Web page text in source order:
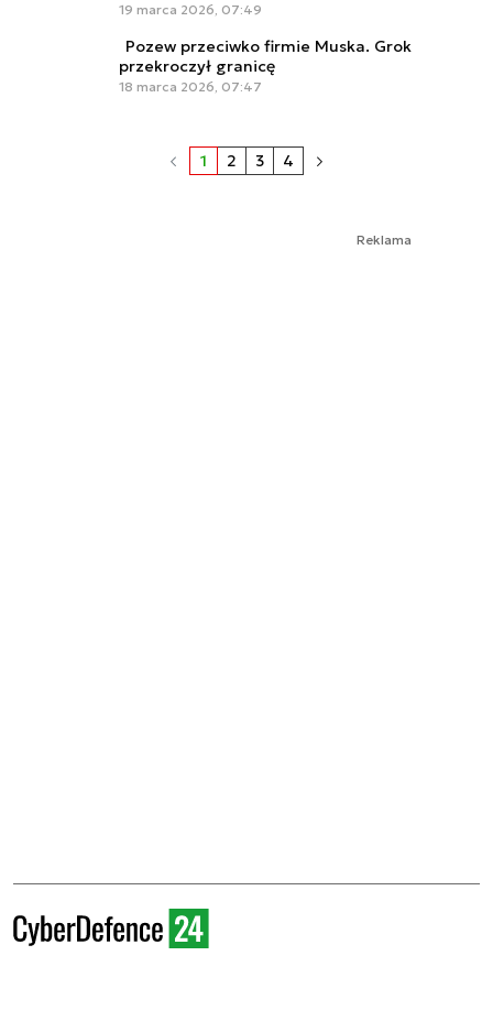
19 marca 2026, 07:49
Pozew przeciwko firmie Muska. Grok
przekroczył granicę
18 marca 2026, 07:47
1 2 3 4
Reklama